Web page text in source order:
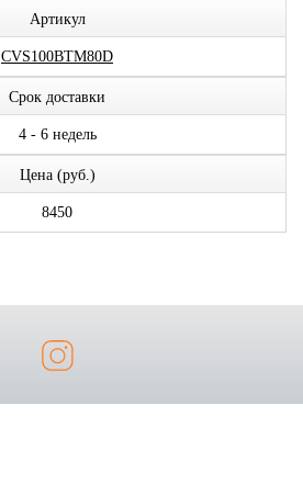
Артикул
CVS100BTM80D
Срок доставки
4 - 6 недель
Цена (руб.)
8450